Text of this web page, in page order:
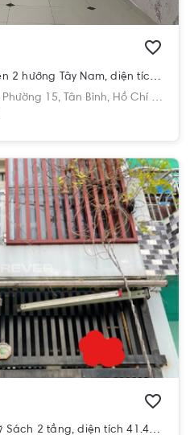
Căn hộ Chung cư Phúc Yên 2 hướng Tây Nam, diện tích 88.1m²
Phường 15, Tân Bình, Hồ Chí Minh
Nhà phố đường Nguyễn Sỹ Sách 2 tầng, diện tích 41.4m², hướng Đông Bắc, pháp lý Sổ hồng